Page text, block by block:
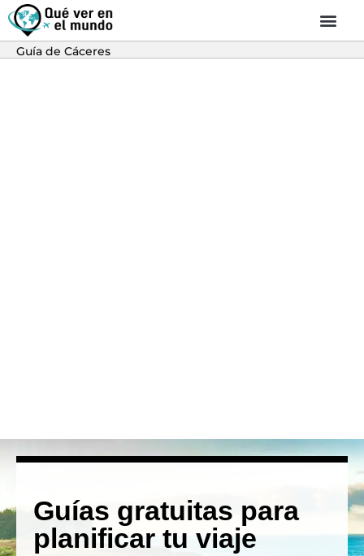
Guía de Cáceres
Guías gratuitas para
planificar tu viaje